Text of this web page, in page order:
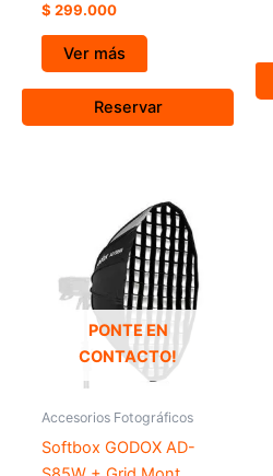
$ 299.000
Ver más
Reservar
PONTE EN
CONTACTO!
Accesorios Fotográficos
Softbox GODOX AD-